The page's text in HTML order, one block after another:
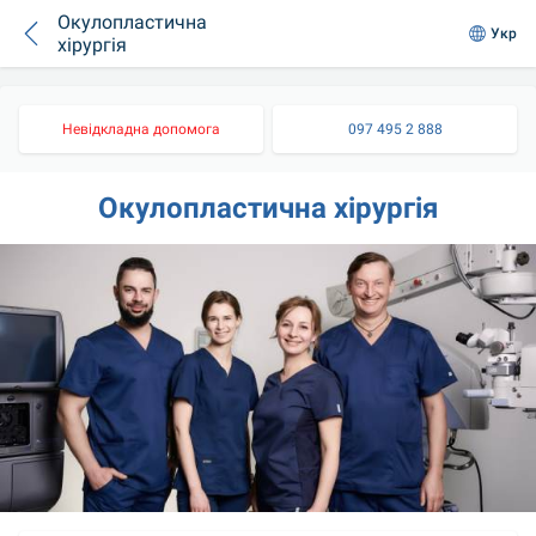
Окулопластична
хірургія
Укр
Невідкладна допомога 097 495 2 888
Окулопластична хірургія